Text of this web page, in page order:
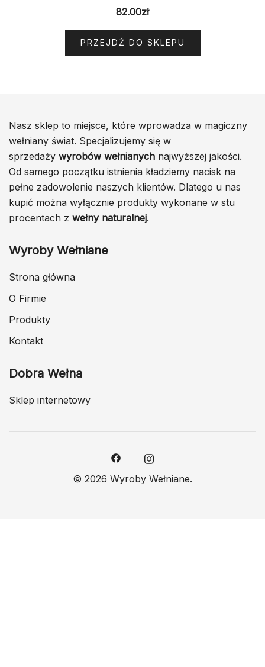
82.00zł
PRZEJDŹ DO SKLEPU
Nasz sklep to miejsce, które wprowadza w magiczny
wełniany świat. Specjalizujemy się w
sprzedaży wyrobów wełnianych najwyższej jakości.
Od samego początku istnienia kładziemy nacisk na
pełne zadowolenie naszych klientów. Dlatego u nas
kupić można wyłącznie produkty wykonane w stu
procentach z wełny naturalnej.
Wyroby Wełniane
Strona główna
O Firmie
Produkty
Kontakt
Dobra Wełna
Sklep internetowy
© 2026 Wyroby Wełniane.